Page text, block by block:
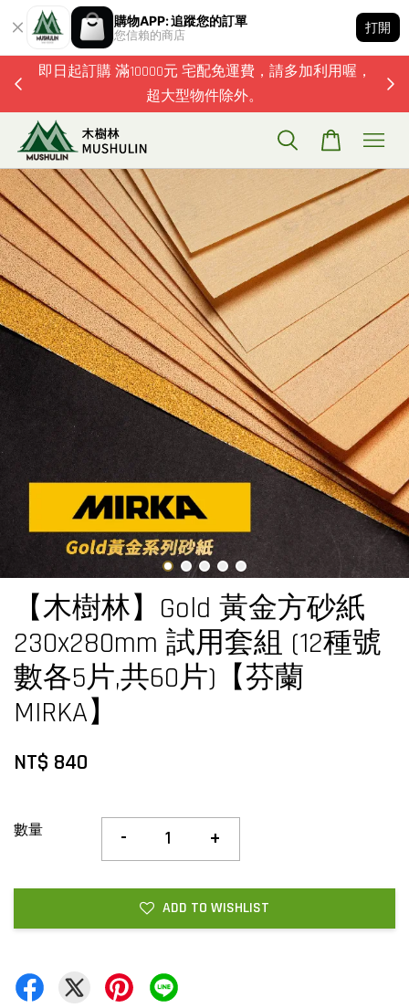
購物APP: 追蹤您的訂單
您信賴的商店
打開
滿1500元 , 7-11取貨付款免運費！如有任何問題歡迎加
LINE詢問喔.
【木樹林】Gold 黃金方砂紙
230x280mm 試用套組 (12種號
數各5片,共60片)【芬蘭
MIRKA】
NT$ 840
數量 - +
ADD TO WISHLIST